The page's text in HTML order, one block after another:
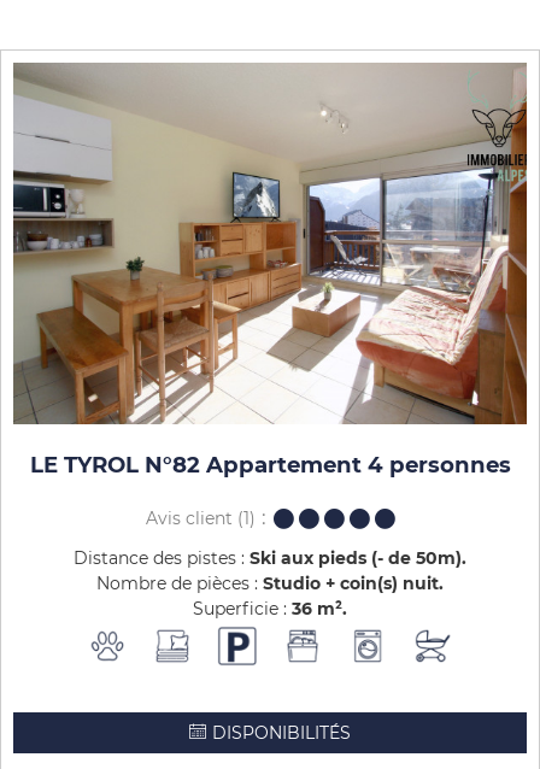
LE TYROL N°82 Appartement 4 personnes
Avis client (1)
Distance des pistes : Ski aux pieds (- de 50m)
Nombre de pièces : Studio + coin(s) nuit
Superficie : 36 m²
DISPONIBILITÉS